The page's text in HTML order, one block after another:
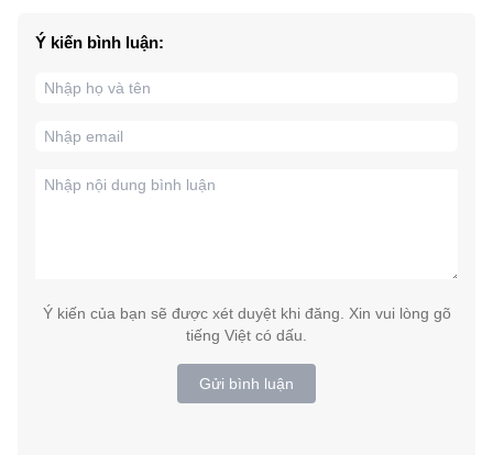
Ý kiến bình luận:
Ý kiến của bạn sẽ được xét duyệt khi đăng. Xin vui lòng gõ
tiếng Việt có dấu.
Gửi bình luận